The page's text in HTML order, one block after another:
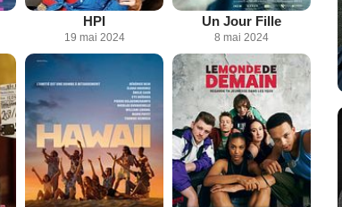
HPI
19 mai 2024
Un Jour Fille
8 mai 2024